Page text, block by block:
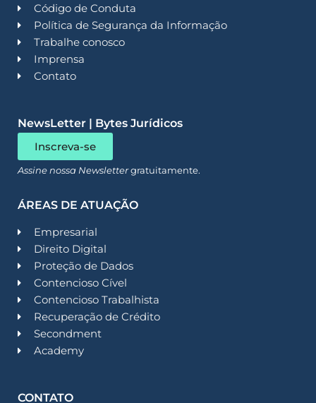
Código de Conduta
Política de Segurança da Informação
Trabalhe conosco
Imprensa
Contato
NewsLetter | Bytes Jurídicos
Inscreva-se
Assine nossa Newslettergratuitamente.
ÁREAS DE ATUAÇÃO
Empresarial
Direito Digital
Proteção de Dados
Contencioso Cível
Contencioso Trabalhista
Recuperação de Crédito
Secondment
Academy
CONTATO